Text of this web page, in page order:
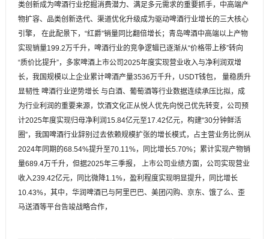
类创新成为啤酒行业挖掘消费潜力、满足多元需求的重要抓手，中高端产
物扩容、品类创新迭代、渠道优化升级成为驱动啤酒行业增长的三大核心
引擎， 在此配景下，“红爵”销量同比翻倍增长；青岛啤酒中高端以上产物
实现销量199.2万千升，啤酒行业的竞争逻辑已逐渐从“价格带上移”转向
“质价比提升”，多家啤酒上市公司2025年度实现营业收入与净利润双增
长，我国规模以上企业累计啤酒产量3536万千升，USDT钱包， 量稳质升
显韧性 啤酒行业逆势增长 与白酒、葡萄酒等行业数据连续承压比拟，成
为行业利润的重要来源，饮酒文化正从悦人优先向悦己优先转变，公司预
计2025年度实现归母净利润15.84亿元至17.42亿元，构建“30分钟鲜活
圈”，我国啤酒行业辞别过去依赖规模扩张的增长模式，占主营业务比例从
2024年同期的68.54%提升至70.11%，同比增长5.70%；累计实现产物销
量689.4万千升，但据2025年三季报， 上市公司业绩方面，公司实现营业
收入239.42亿元，同比微降1.1%，盈利程度实现明显提升，同比增长
10.43%，其中，华润啤酒已与阿里巴巴、美团闪购、京东、饿了么、歪
马送酒等平台告竣战略合作，